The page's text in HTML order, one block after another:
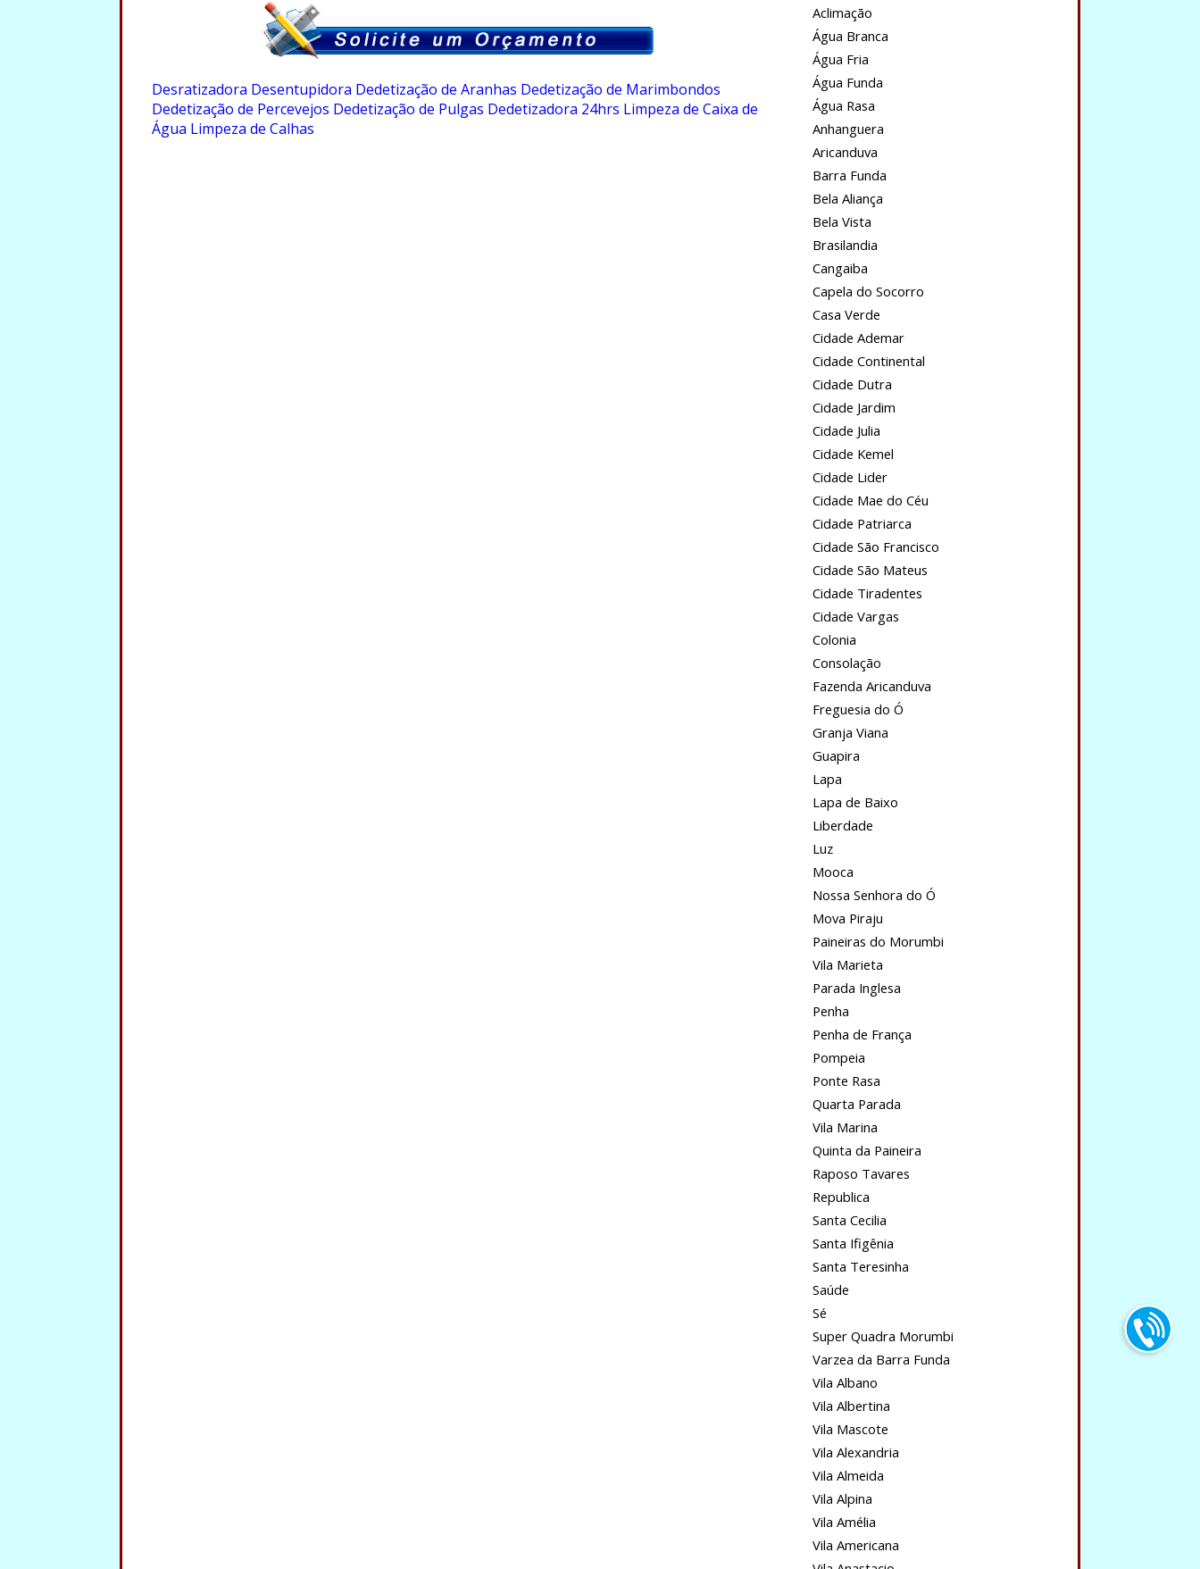
Desratizadora Desentupidora Dedetização de Aranhas Dedetização de Marimbondos
Dedetização de Percevejos Dedetização de Pulgas Dedetizadora 24hrs Limpeza de Caixa de
Água Limpeza de Calhas
Aclimação
Água Branca
Água Fria
Água Funda
Água Rasa
Anhanguera
Aricanduva
Barra Funda
Bela Aliança
Bela Vista
Brasilandia
Cangaiba
Capela do Socorro
Casa Verde
Cidade Ademar
Cidade Continental
Cidade Dutra
Cidade Jardim
Cidade Julia
Cidade Kemel
Cidade Lider
Cidade Mae do Céu
Cidade Patriarca
Cidade São Francisco
Cidade São Mateus
Cidade Tiradentes
Cidade Vargas
Colonia
Consolação
Fazenda Aricanduva
Freguesia do Ó
Granja Viana
Guapira
Lapa
Lapa de Baixo
Liberdade
Luz
Mooca
Nossa Senhora do Ó
Mova Piraju
Paineiras do Morumbi
Vila Marieta
Parada Inglesa
Penha
Penha de França
Pompeia
Ponte Rasa
Quarta Parada
Vila Marina
Quinta da Paineira
Raposo Tavares
Republica
Santa Cecilia
Santa Ifigênia
Santa Teresinha
Saúde
Sé
Super Quadra Morumbi
Varzea da Barra Funda
Vila Albano
Vila Albertina
Vila Mascote
Vila Alexandria
Vila Almeida
Vila Alpina
Vila Amélia
Vila Americana